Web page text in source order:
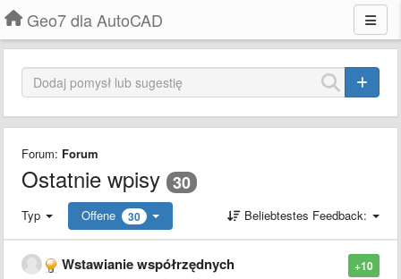
Geo7 dla AutoCAD
Forum: Forum
Ostatnie wpisy 30
Typ Offene 30 Beliebtestes Feedback:
+10
Wstawianie współrzędnych